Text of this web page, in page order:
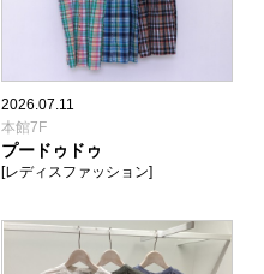
2026.07.11
本館7F
プードゥドゥ
[レディスファッション]